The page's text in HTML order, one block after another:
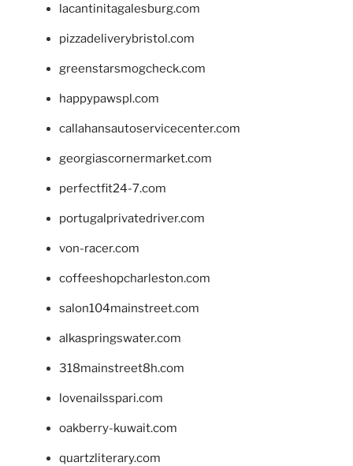
lacantinitagalesburg.com
pizzadeliverybristol.com
greenstarsmogcheck.com
happypawspl.com
callahansautoservicecenter.com
georgiascornermarket.com
perfectfit24-7.com
portugalprivatedriver.com
von-racer.com
coffeeshopcharleston.com
salon104mainstreet.com
alkaspringswater.com
318mainstreet8h.com
lovenailsspari.com
oakberry-kuwait.com
quartzliterary.com